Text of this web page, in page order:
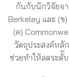
กันกับนักวิจัยจ
Berkeley และ (ข
(ค)
วัตถุประสงค์หลั
ช่วยทำให้ลดระดัับ